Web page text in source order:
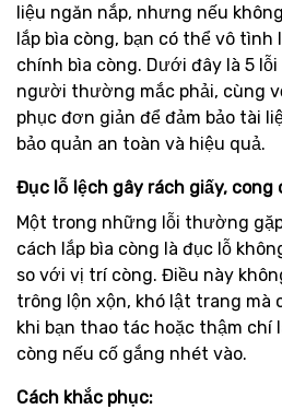
liệu ngăn nắp, nhưng nếu
lắp bìa còng, bạn có thể vô
chính bìa còng. Dưới đây là 5
người thường mắc phải, cùng
phục đơn giản để đảm bảo tài
bảo quản an toàn và hiệu quả.
Đục lỗ lệch gây rách giấy, cong
Một trong những lỗi thường
cách lắp bìa còng là đục lỗ
so với vị trí còng. Điều này
trông lộn xộn, khó lật trang mà
khi bạn thao tác hoặc thậm chí
còng nếu cố gắng nhét vào.
Cách khắc phục: